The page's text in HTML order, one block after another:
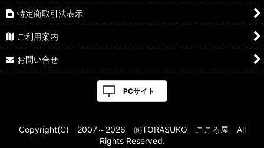
特定商取引法表示
ご利用案内
お問い合せ
PCサイト
Copyright(C) 2007～2026 ㈱TORASUKO こころ屋 All
Rights Reserved.